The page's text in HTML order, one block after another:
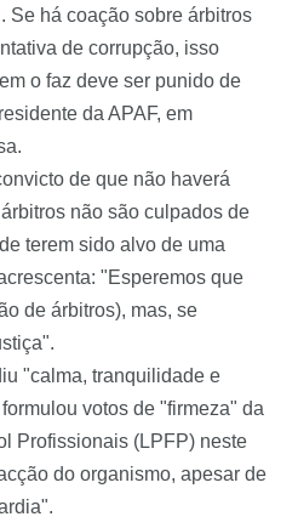
Se há coação sobre árbitros
de corrupção, isso
o faz deve ser punido de
da APAF, em
de que não haverá
não são culpados de
terem sido alvo de uma
"Esperemos que
de árbitros), mas, se
"calma, tranquilidade e
votos de "firmeza" da
Profissionais (LPFP) neste
do organismo, apesar de